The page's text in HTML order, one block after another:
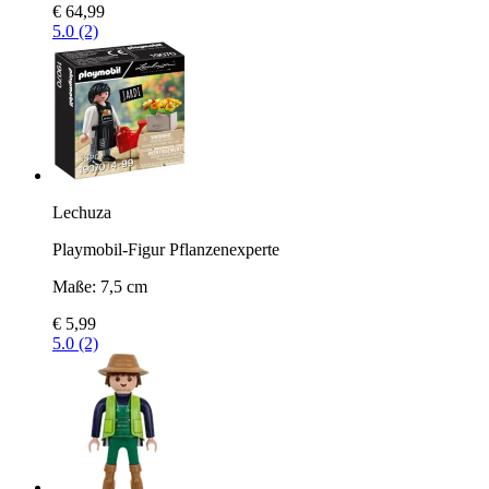
€ 64,99
5.0 (2)
Lechuza
Playmobil-Figur Pflanzenexperte
Maße: 7,5 cm
€ 5,99
5.0 (2)